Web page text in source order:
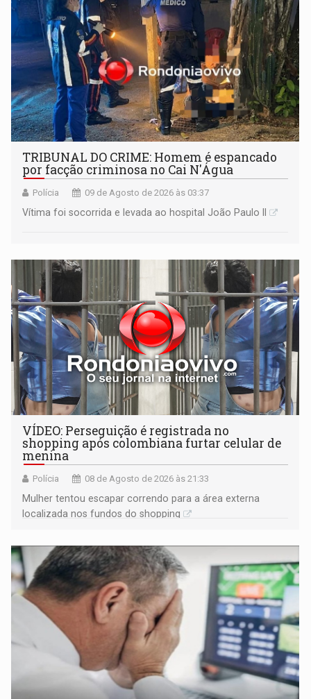
TRIBUNAL DO CRIME: Homem é espancado
por facção criminosa no Cai N'Água
Polícia 09 de Agosto de 2026 às 03:37
Vítima foi socorrida e levada ao hospital João Paulo II
VÍDEO: Perseguição é registrada no
shopping após colombiana furtar celular de
menina
Polícia 08 de Agosto de 2026 às 21:33
Mulher tentou escapar correndo para a área externa
localizada nos fundos do shopping